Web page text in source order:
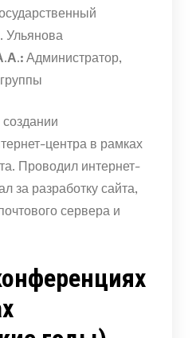
Ульянова
Администратор,
центра в рамках
Проводил интернет-
за разработку сайта,
сервера и